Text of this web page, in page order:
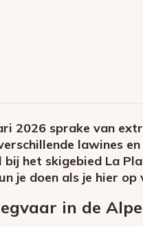
2026 sprake van
lawines
het skigebied La
je doen als je hier
in de